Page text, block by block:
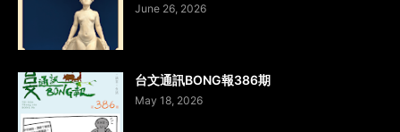
June 26, 2026
台文通訊BONG報386期
May 18, 2026